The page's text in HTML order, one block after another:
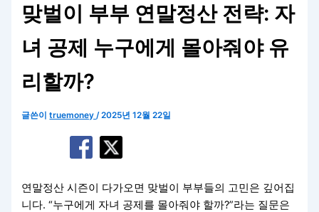
맞벌이 부부 연말정산 전략: 자
녀 공제 누구에게 몰아줘야 유
리할까?
글쓴이truemoney/2025년 12월 22일
연말정산 시즌이 다가오면 맞벌이 부부들의 고민은 깊어집
니다. “누구에게 자녀 공제를 몰아줘야 할까?”라는 질문은